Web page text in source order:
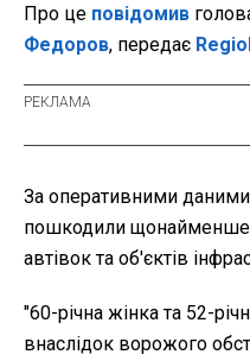
Про це повідомив
Федоров, передає
За оперативними
пошкодили щонайменше
автівок та об'єктів
"60-річна жінка та 52-
внаслідок ворожого